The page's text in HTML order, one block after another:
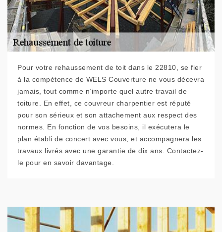
Pour votre rehaussement de toit dans le 22810, se fier
à la compétence de WELS Couverture ne vous décevra
jamais, tout comme n’importe quel autre travail de
toiture. En effet, ce couvreur charpentier est réputé
pour son sérieux et son attachement aux respect des
normes. En fonction de vos besoins, il exécutera le
plan établi de concert avec vous, et accompagnera les
travaux livrés avec une garantie de dix ans. Contactez-
le pour en savoir davantage.